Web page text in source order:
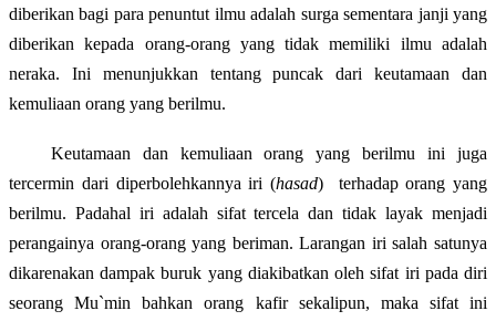
diberikan bagi para penuntut ilmu adalah surga sementara janji yang
diberikan kepada orang-orang yang tidak memiliki ilmu adalah
neraka. Ini menunjukkan tentang puncak dari keutamaan dan
kemuliaan orang yang berilmu.
Keutamaan dan kemuliaan orang yang berilmu ini juga
tercermin dari diperbolehkannya iri (hasad) terhadaporang yang
berilmu. Padahal iri adalah sifat tercela dan tidak layak menjadi
perangainya orang-orang yang beriman. Larangan iri salah satunya
dikarenakan dampak buruk yang diakibatkan oleh sifat iri pada diri
seorang Mu`min bahkan orang kafir sekalipun, maka sifat ini